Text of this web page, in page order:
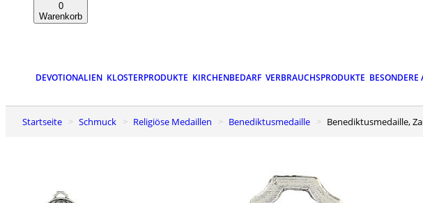
0
Warenkorb
DEVOTIONALIEN KLOSTERPRODUKTE KIRCHENBEDARF VERBRAUCHSPRODUKTE BESONDERE
Startseite Schmuck Religiöse Medaillen Benediktusmedaille Benediktusmedaille,